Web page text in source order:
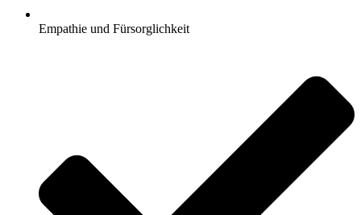
Empathie und Fürsorglichkeit